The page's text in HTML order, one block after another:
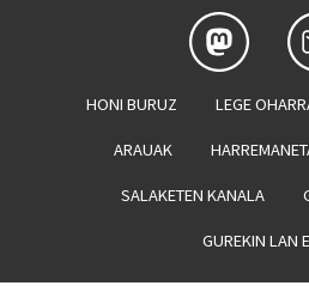
HONI BURUZ LEGE
ARAUAK
SALAKETEN KANALA
GUREKIN LAN